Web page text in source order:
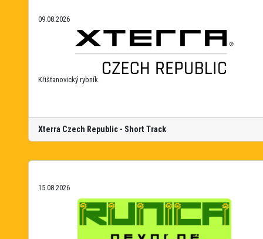
09.08.2026
Křišťanovický rybník
Xterra Czech Republic - Short Track
15.08.2026